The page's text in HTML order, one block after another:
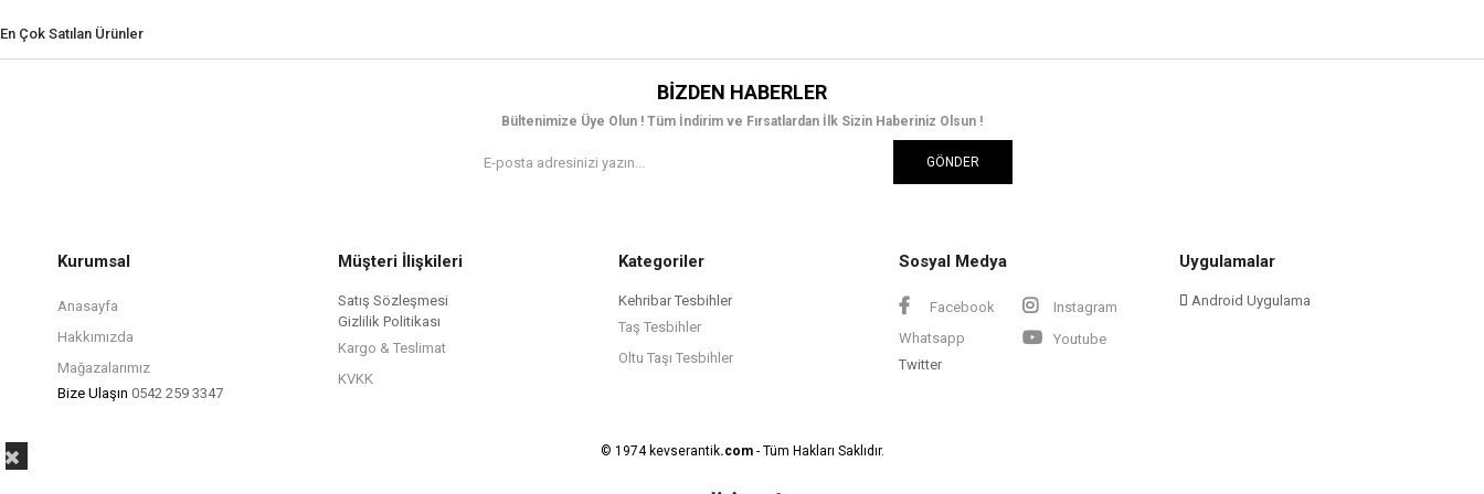
En Çok Satılan Ürünler
BIZDEN HABERLER
Bültenimize Üye Olun ! Tüm İndirim ve Fırsatlardan İlk Sizin Haberiniz Olsun !
GÖNDER
Kurumsal
Anasayfa
Hakkımızda
Mağazalarımız
Bize Ulaşın 0542 259 3347
Müşteri İlişkileri
Satış Sözleşmesi
Gizlilik Politikası
Kargo & Teslimat
KVKK
Kategoriler
Kehribar Tesbihler
Taş Tesbihler
Oltu Taşı Tesbihler
Sosyal Medya
Facebook
Instagram
Whatsapp
Youtube
Twitter
Uygulamalar
Android Uygulama
© 1974 kevserantik.com- Tüm Hakları Saklıdır.